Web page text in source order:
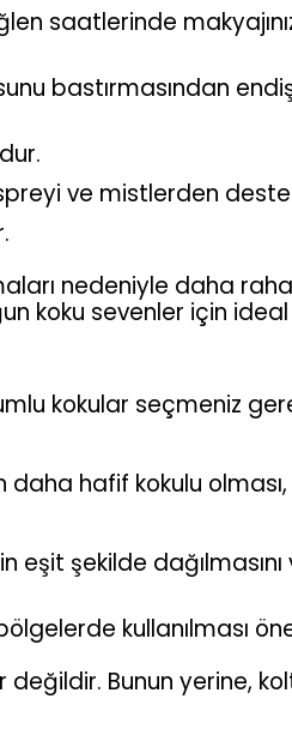
saatlerinde
bastırmasından
ve mistlerden
nedeniyle daha
koku sevenler için
kokular seçmeniz
hafif kokulu olması,
eşit şekilde
kullanılması
Bunun yerine,